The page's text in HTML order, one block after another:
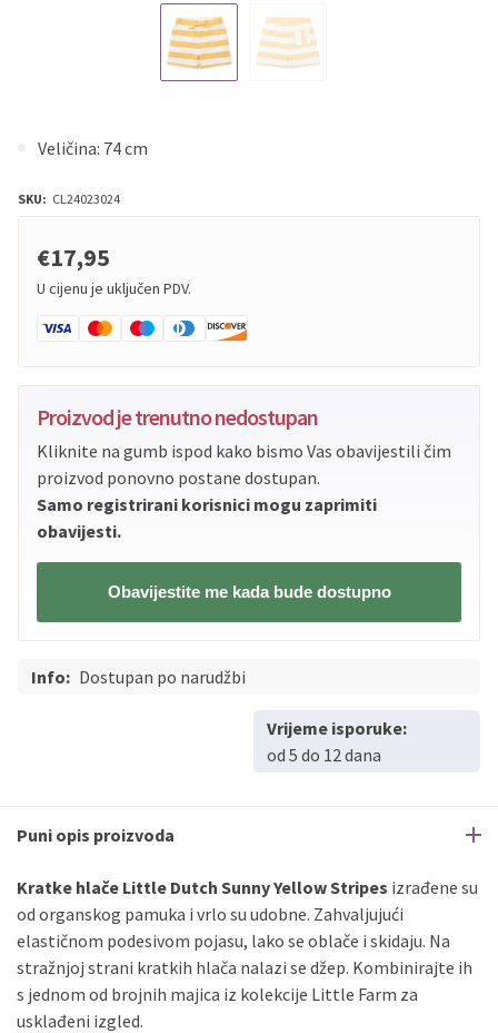
Veličina: 74 cm
SKU: CL24023024
€17,95
U cijenu je uključen PDV.
Proizvod je trenutno nedostupan
Kliknite na gumb ispod kako bismo Vas obavijestili čim
proizvod ponovno postane dostupan.
Samo registrirani korisnici mogu zaprimiti
obavijesti.
Obavijestite me kada bude dostupno
Info: Dostupan po narudžbi
Vrijeme isporuke:
od 5 do 12 dana
Puni opis proizvoda
Kratke hlače Little Dutch Sunny Yellow Stripes izrađene su
od organskog pamuka i vrlo su udobne. Zahvaljujući
elastičnom podesivom pojasu, lako se oblače i skidaju. Na
stražnjoj strani kratkih hlača nalazi se džep. Kombinirajte ih
s jednom od brojnih majica iz kolekcije Little Farm za
usklađeni izgled.